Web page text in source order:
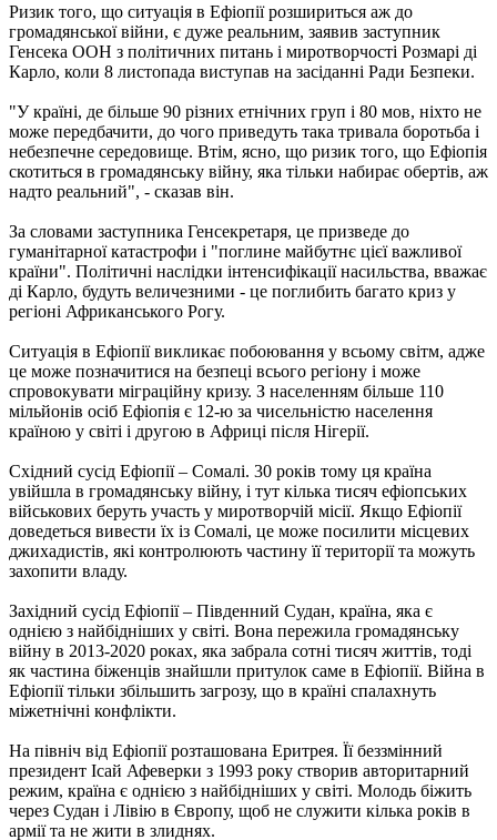
Ризик того, що ситуація в Ефіопії розшириться аж до
громадянської війни, є дуже реальним, заявив заступник
Генсека ООН з політичних питань і миротворчості Розмарі ді
Карло, коли 8 листопада виступав на засіданні Ради Безпеки.
"У країні, де більше 90 різних етнічних груп і 80 мов, ніхто не
може передбачити, до чого приведуть така тривала боротьба і
небезпечне середовище. Втім, ясно, що ризик того, що Ефіопія
скотиться в громадянську війну, яка тільки набирає обертів, аж
надто реальний", - сказав він.
За словами заступника Генсекретаря, це призведе до
гуманітарної катастрофи і "поглине майбутнє цієї важливої ​​
країни". Політичні наслідки інтенсифікації насильства, вважає
ді Карло, будуть величезними - це поглибить багато криз у
регіоні Африканського Рогу.
Ситуація в Ефіопії викликає побоювання у всьому світм, адже
це може позначитися на безпеці всього регіону і може
спровокувати міграційну кризу. З населенням більше 110
мільйонів осіб Ефіопія є 12-ю за чисельністю населення
країною у світі і другою в Африці після Нігерії.
Східний сусід Ефіопії – Сомалі. 30 років тому ця країна
увійшла в громадянську війну, і тут кілька тисяч ефіопських
військових беруть участь у миротворчій місії. Якщо Ефіопії
доведеться вивести їх із Сомалі, це може посилити місцевих
джихадистів, які контролюють частину її території та можуть
захопити владу.
Західний сусід Ефіопії – Південний Судан, країна, яка є
однією з найбідніших у світі. Вона пережила громадянську
війну в 2013-2020 роках, яка забрала сотні тисяч життів, тоді
як частина біженців знайшли притулок саме в Ефіопії. Війна в
Ефіопії тільки збільшить загрозу, що в країні спалахнуть
міжетнічні конфлікти.
На північ від Ефіопії розташована Еритрея. Її беззмінний
президент Ісай Афеверки з 1993 року створив авторитарний
режим, країна є однією з найбідніших у світі. Молодь біжить
через Судан і Лівію в Європу, щоб не служити кілька років в
армії та не жити в злиднях.